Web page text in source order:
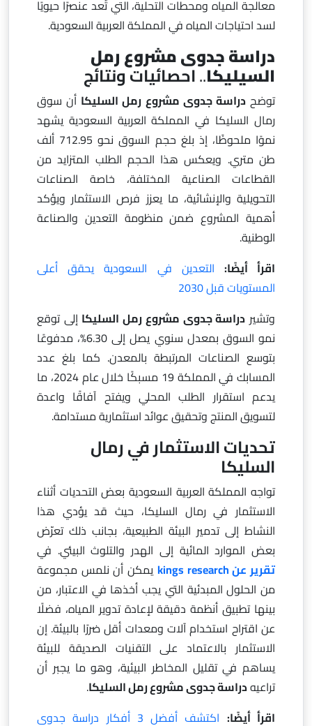
معالجة المياه ومحطات التحلية، التي تُعد عنصرًا حيويًا
لسد احتياجات المياه في المملكة العربية السعودية.
دراسة جدوى مشروع رمل
السيليكا..احصائيات ونتائج
توضحدراسة جدوى مشروع رمل السليكا أن سوق
رمال السليكا في المملكة العربية السعودية يشهد
نموًا ملحوظًا، إذ بلغ حجم السوق نحو 712.95 ألف
طن متري. ويعكس هذا الحجم الطلب المتزايد من
القطاعات الصناعية المختلفة، خاصة الصناعات
التحويلية والإنشائية، ما يعزز فرص الاستثمار ويؤكد
أهمية المشروع ضمن منظومة التعدين والصناعة
الوطنية.
اقرأ أيضًا: التعدين في السعودية يحقق أعلى
المستويات قبل 2030
وتشيردراسة جدوى مشروع رمل السليكا إلى توقع
نمو السوق بمعدل سنوي يصل إلى 6.30%، مدفوعًا
بتوسع الصناعات المرتبطة بالمعدن. كما بلغ عدد
المسابك في المملكة 19 مسبكًا خلال عام 2024، ما
يدعم استقرار الطلب المحلي ويفتح آفاقًا واعدة
لتسويق المنتج وتحقيق عوائد استثمارية مستدامة.
تحديات الاستثمار في رمال
السليكا
تواجه المملكة العربية السعودية بعض التحديات أثناء
الاستثمار في رمال السليكا، حيث قد يؤدي هذا
النشاط إلى تدمير البيئة الطبيعية، بجانب ذلك تعرّض
بعض الموارد المائية إلى الهدر والتلوث البيئي. في
تقرير عن kings research
يمكن أن نلمس مجموعة
من الحلول المبدئية التي يجب أخذها في الاعتبار، من
بينها تطبيق أنظمة دقيقة لإعادة تدوير المياه، فضلًا
عن اقتراح استخدام آلات ومعدات أقل ضررًا بالبيئة. إن
الاستثمار بالاعتماد على التقنيات الصديقة للبيئة
يساهم في تقليل المخاطر البيئية، وهو ما يجبر أن
تراعيهدراسة جدوى مشروع رمل السليكا.
اقرأ أيضًا:
اكتشف أفضل 3 أفكار دراسة جدوى